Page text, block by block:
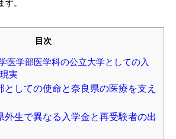
。
目次
医学部医学科の公立大学としての入
実
としての使命と奈良県の医療を支え
外生で異なる入学金と再受験者の出